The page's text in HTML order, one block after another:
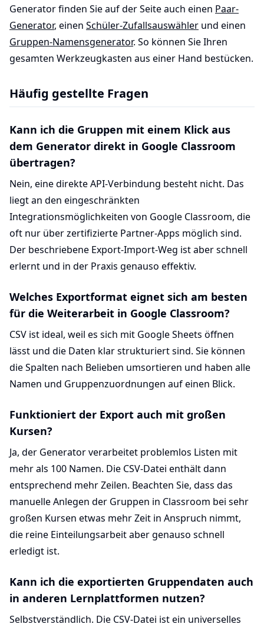
Generator finden Sie auf der Seite auch einen Paar-
Generator, einen Schüler-Zufallsauswähler und einen
Gruppen-Namensgenerator. So können Sie Ihren
gesamten Werkzeugkasten aus einer Hand bestücken.
Häufig gestellte Fragen
Kann ich die Gruppen mit einem Klick aus
dem Generator direkt in Google Classroom
übertragen?
Nein, eine direkte API-Verbindung besteht nicht. Das
liegt an den eingeschränkten
Integrationsmöglichkeiten von Google Classroom, die
oft nur über zertifizierte Partner-Apps möglich sind.
Der beschriebene Export-Import-Weg ist aber schnell
erlernt und in der Praxis genauso effektiv.
Welches Exportformat eignet sich am besten
für die Weiterarbeit in Google Classroom?
CSV ist ideal, weil es sich mit Google Sheets öffnen
lässt und die Daten klar strukturiert sind. Sie können
die Spalten nach Belieben umsortieren und haben alle
Namen und Gruppenzuordnungen auf einen Blick.
Funktioniert der Export auch mit großen
Kursen?
Ja, der Generator verarbeitet problemlos Listen mit
mehr als 100 Namen. Die CSV-Datei enthält dann
entsprechend mehr Zeilen. Beachten Sie, dass das
manuelle Anlegen der Gruppen in Classroom bei sehr
großen Kursen etwas mehr Zeit in Anspruch nimmt,
die reine Einteilungsarbeit aber genauso schnell
erledigt ist.
Kann ich die exportierten Gruppendaten auch
in anderen Lernplattformen nutzen?
Selbstverständlich. Die CSV-Datei ist ein universelles